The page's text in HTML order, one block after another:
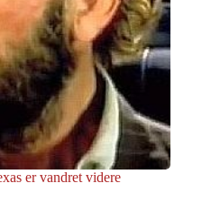
er vandret videre